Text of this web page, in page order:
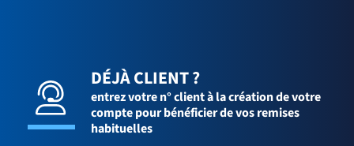
DÉJÀ CLIENT ?
entrez votre n° client à la création de votre
compte pour bénéficier de vos remises
habituelles